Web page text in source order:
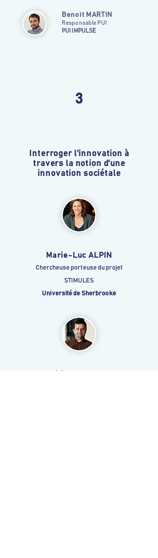
Benoit MARTIN
Responsable PUI
PUI IMPULSE
3
Interroger l'innovation à
travers la notion d'une
innovation sociétale
Marie-Luc ALPIN
Chercheuse porteuse du projet
STIMULES
Université de Sherbrooke